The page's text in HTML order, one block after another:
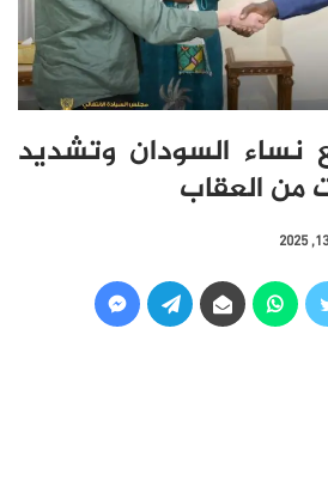
نساء السودان وتشديد
من العقاب